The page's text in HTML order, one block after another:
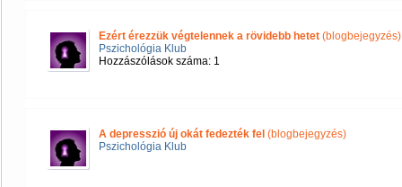
Ezért érezzük végtelennek a rövidebb hetet (blogbejegyzés)
Pszichológia Klub
Hozzászólások száma: 1
A depresszió új okát fedezték fel (blogbejegyzés)
Pszichológia Klub